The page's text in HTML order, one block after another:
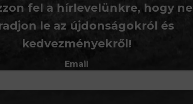
fel a hírlevelünkre, hogy ne
le az újdonságokról és
kedvezményekről!
Email